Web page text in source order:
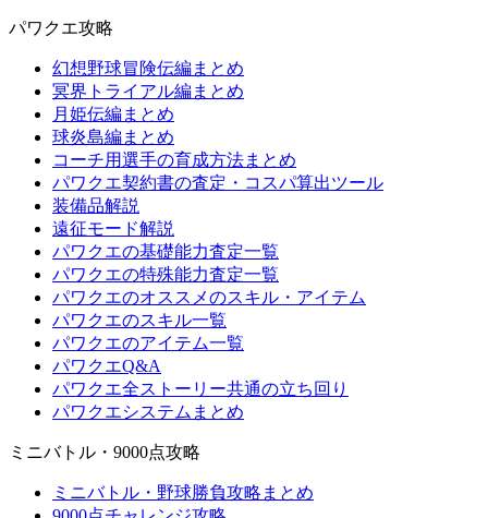
パワクエ攻略
幻想野球冒険伝編まとめ
冥界トライアル編まとめ
月姫伝編まとめ
球炎島編まとめ
コーチ用選手の育成方法まとめ
パワクエ契約書の査定・コスパ算出ツール
装備品解説
遠征モード解説
パワクエの基礎能力査定一覧
パワクエの特殊能力査定一覧
パワクエのオススメのスキル・アイテム
パワクエのスキル一覧
パワクエのアイテム一覧
パワクエQ&A
パワクエ全ストーリー共通の立ち回り
パワクエシステムまとめ
ミニバトル・9000点攻略
ミニバトル・野球勝負攻略まとめ